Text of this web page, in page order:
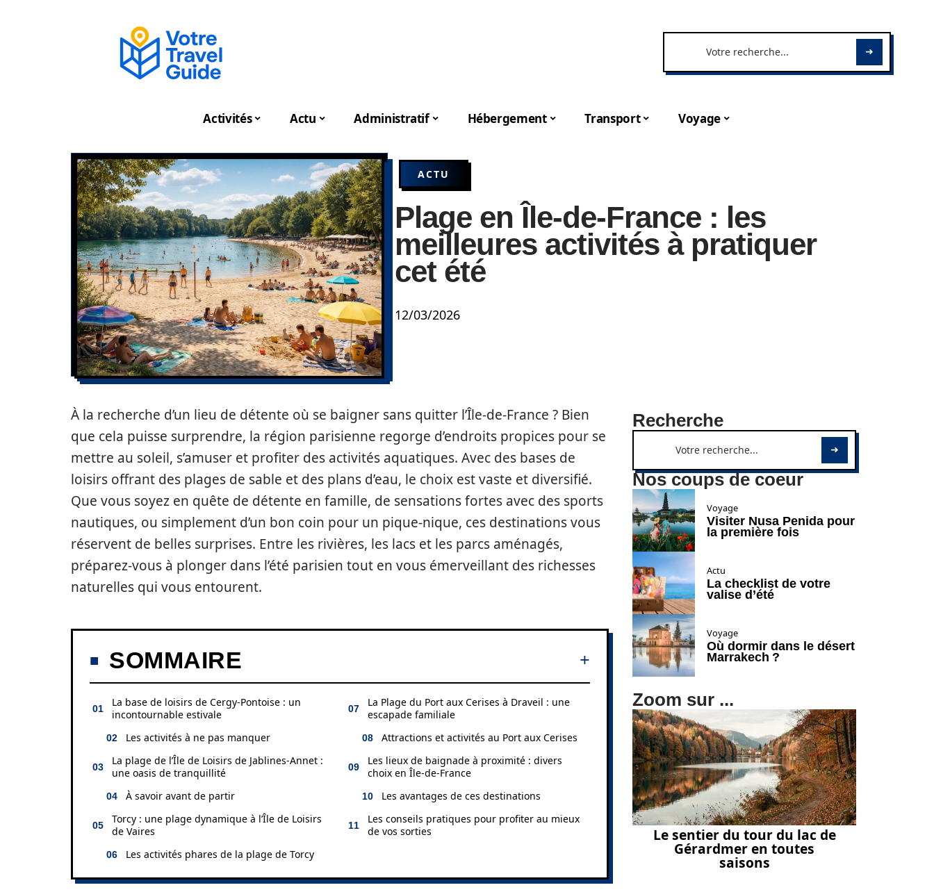
Activités Actu Administratif Hébergement Transport Voyage
ACTU
Plage en Île-de-France : les
meilleures activités à pratiquer
cet été
12/03/2026
À la recherche d’un lieu de détente où se baigner sans quitter l’Île-de-France ? Bien
que cela puisse surprendre, la région parisienne regorge d’endroits propices pour se
mettre au soleil, s’amuser et profiter des activités aquatiques. Avec des bases de
loisirs offrant des plages de sable et des plans d’eau, le choix est vaste et diversifié.
Que vous soyez en quête de détente en famille, de sensations fortes avec des sports
nautiques, ou simplement d’un bon coin pour un pique-nique, ces destinations vous
réservent de belles surprises. Entre les rivières, les lacs et les parcs aménagés,
préparez-vous à plonger dans l’été parisien tout en vous émerveillant des richesses
naturelles qui vous entourent.
SOMMAIRE
La base de loisirs de Cergy-Pontoise : un
incontournable estivale
Les activités à ne pas manquer
La plage de l’Île de Loisirs de Jablines-Annet :
une oasis de tranquillité
À savoir avant de partir
Torcy : une plage dynamique à l’Île de Loisirs
de Vaires
Les activités phares de la plage de Torcy
La Plage du Port aux Cerises à Draveil : une
escapade familiale
Attractions et activités au Port aux Cerises
Les lieux de baignade à proximité : divers
choix en Île-de-France
Les avantages de ces destinations
Les conseils pratiques pour profiter au mieux
de vos sorties
Recherche
Nos coups de coeur
Voyage
Visiter Nusa Penida pour
la première fois
Actu
La checklist de votre
valise d’été
Voyage
Où dormir dans le désert
Marrakech ?
Zoom sur ...
Le sentier du tour du lac de
Gérardmer en toutes
saisons